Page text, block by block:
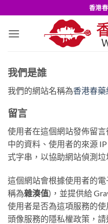
to
content
香港
我們是誰
我們的網站名稱為香港春藥
留言
使用者在這個網站發佈留
中的資料、使用者的來源
式字串，以協助網站偵測垃
這個網站會根據使用者的
稱為雜湊值)，並提供給
使用者是否為這項服務的
頭像服務的隱私權政策，請